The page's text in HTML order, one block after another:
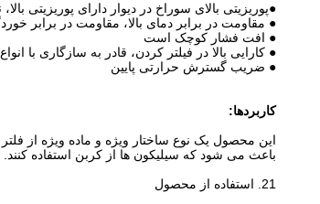
●پوریزیتی بالای سوراخ در دیوار دارای پوریزیتی
● مقاومت در برابر دمای بالا، مقاومت در برابر
● افت فشار کوچک است
● کارایی بالا در فیلتر کردن، قادر به سازگاری با
● ضریب گسترش حرارتی پایین
کاربردها:
این محصول یک نوع ساختار ویژه و ماده ویژه از
باعث می شود که سیلیکون ها از کربن استفاده کنند.
21. استفاده از محصول